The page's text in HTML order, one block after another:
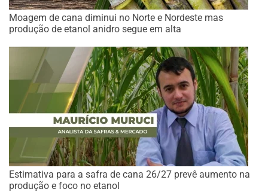
Moagem de cana diminui no Norte e Nordeste mas
produção de etanol anidro segue em alta
Estimativa para a safra de cana 26/27 prevê aumento na
produção e foco no etanol